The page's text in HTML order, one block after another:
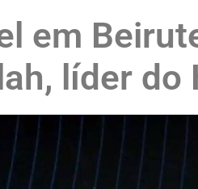
em
líder do